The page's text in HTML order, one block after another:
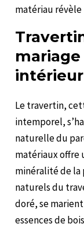
matériau
intérieur
Le travertin,
intemporel,
naturelle du
matériaux offre
minéralité de la
naturels du
doré, se
essences de